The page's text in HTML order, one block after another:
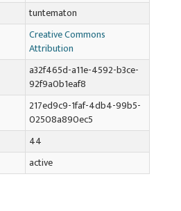
tuntematon
Creative Commons
Attribution
a32f465d-a11e-4592-b3ce-
92f9a0b1eaf8
217ed9c9-1faf-4db4-99b5-
02508a890ec5
44
active